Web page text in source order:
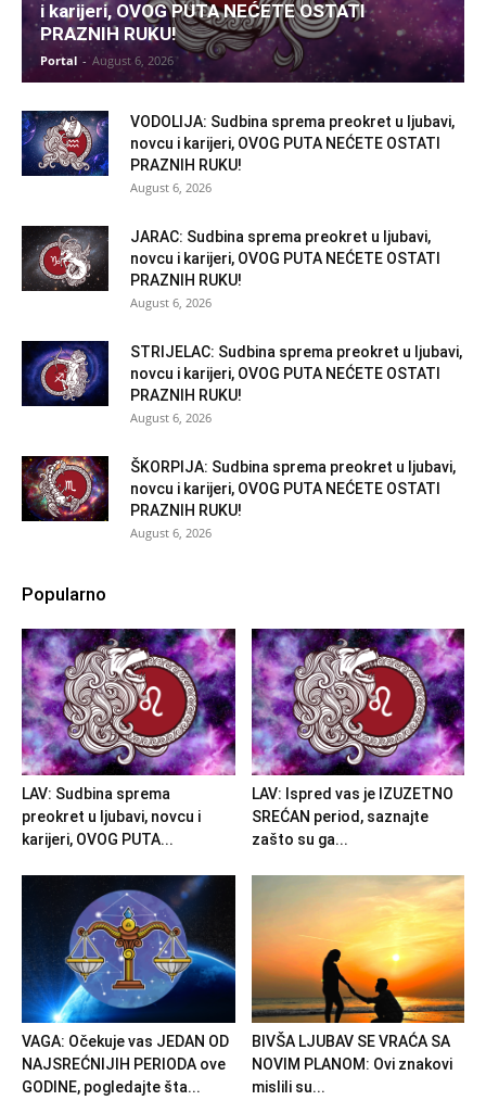
i karijeri, OVOG PUTA NEĆETE OSTATI
PRAZNIH RUKU!
Portal - August 6, 2026
VODOLIJA: Sudbina sprema preokret u ljubavi,
novcu i karijeri, OVOG PUTA NEĆETE OSTATI
PRAZNIH RUKU!
August 6, 2026
JARAC: Sudbina sprema preokret u ljubavi,
novcu i karijeri, OVOG PUTA NEĆETE OSTATI
PRAZNIH RUKU!
August 6, 2026
STRIJELAC: Sudbina sprema preokret u ljubavi,
novcu i karijeri, OVOG PUTA NEĆETE OSTATI
PRAZNIH RUKU!
August 6, 2026
ŠKORPIJA: Sudbina sprema preokret u ljubavi,
novcu i karijeri, OVOG PUTA NEĆETE OSTATI
PRAZNIH RUKU!
August 6, 2026
Popularno
LAV: Sudbina sprema
preokret u ljubavi, novcu i
karijeri, OVOG PUTA...
LAV: Ispred vas je IZUZETNO
SREĆAN period, saznajte
zašto su ga...
VAGA: Očekuje vas JEDAN OD
NAJSREĆNIJIH PERIODA ove
GODINE, pogledajte šta...
BIVŠA LJUBAV SE VRAĆA SA
NOVIM PLANOM: Ovi znakovi
mislili su...